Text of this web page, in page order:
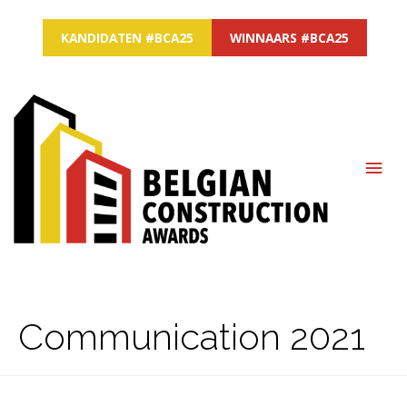
KANDIDATEN #BCA25 WINNAARS #BCA25
Communication 2021